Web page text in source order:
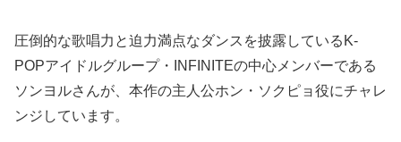
圧倒的な歌唱力と迫力満点なダンスを披露しているK-
POPアイドルグループ・INFINITEの中心メンバーである
ソンヨルさんが、本作の主人公ホン・ソクピョ役にチャレ
ンジしています。